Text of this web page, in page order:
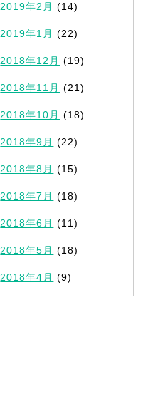
2019年2月 (14)
2019年1月 (22)
2018年12月 (19)
2018年11月 (21)
2018年10月 (18)
2018年9月 (22)
2018年8月 (15)
2018年7月 (18)
2018年6月 (11)
2018年5月 (18)
2018年4月 (9)